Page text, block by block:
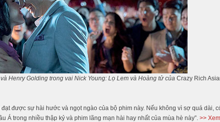
Henry Golding trong vai Nick Young: Lọ Lem và Hoàng tử củaCrazy Rich
đạt được sự hài hước và ngọt ngào của bộ phim này. Nếu không vì sợ quá dài,
Á trong nhiều thập kỷ và phim lãng mạn hài hay nhất của mùa hè này”. >>